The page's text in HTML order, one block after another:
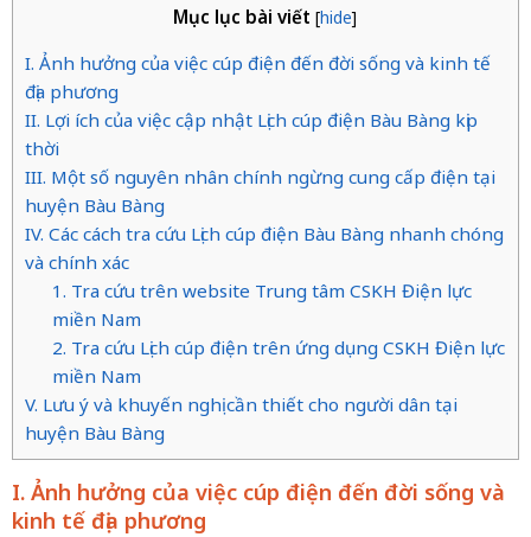
Mục lục bài viết [hide]
I. Ảnh hưởng của việc cúp điện đến đời sống và kinh tế
địa phương
II. Lợi ích của việc cập nhật Lịch cúp điện Bàu Bàng kịp
thời
III. Một số nguyên nhân chính ngừng cung cấp điện tại
huyện Bàu Bàng
IV. Các cách tra cứu Lịch cúp điện Bàu Bàng nhanh chóng
và chính xác
1. Tra cứu trên website Trung tâm CSKH Điện lực
miền Nam
2. Tra cứu Lịch cúp điện trên ứng dụng CSKH Điện lực
miền Nam
V. Lưu ý và khuyến nghị cần thiết cho người dân tại
huyện Bàu Bàng
I. Ảnh hưởng của việc cúp điện đến đời sống và
kinh tế địa phương